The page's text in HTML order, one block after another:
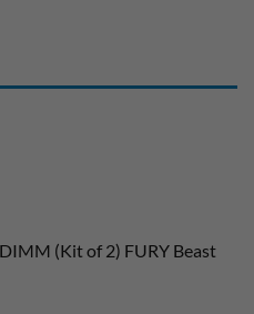
(Kit of 2) FURY Beast